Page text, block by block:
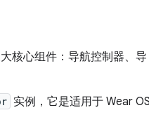
核心组件：导航控制器、导
实例，它是适用于 Wear OS